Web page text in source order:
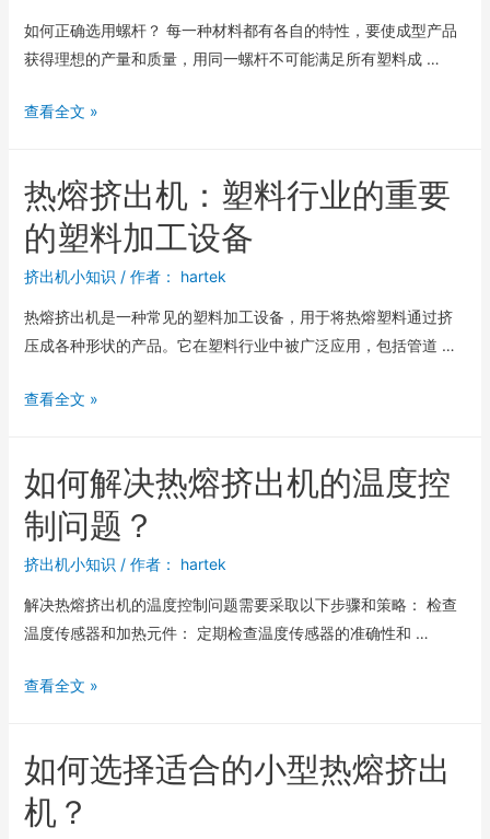
如何正确选用螺杆？ 每一种材料都有各自的特性，要使成型产品
获得理想的产量和质量，用同一螺杆不可能满足所有塑料成 …
查看全文 »
热熔挤出机：塑料行业的重要
的塑料加工设备
挤出机小知识 / 作者： hartek
热熔挤出机是一种常见的塑料加工设备，用于将热熔塑料通过挤
压成各种形状的产品。它在塑料行业中被广泛应用，包括管道 …
查看全文 »
如何解决热熔挤出机的温度控
制问题？
挤出机小知识 / 作者： hartek
解决热熔挤出机的温度控制问题需要采取以下步骤和策略： 检查
温度传感器和加热元件： 定期检查温度传感器的准确性和 …
查看全文 »
如何选择适合的小型热熔挤出
机？